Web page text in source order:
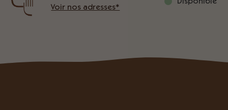
Voir nos adresses*